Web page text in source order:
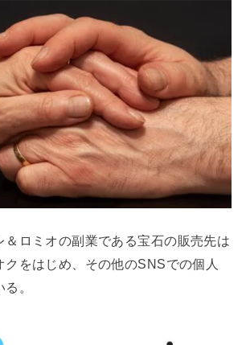
＆ロミオの副業である宝石の販売先は
クをはじめ、その他のSNSでの個人
。